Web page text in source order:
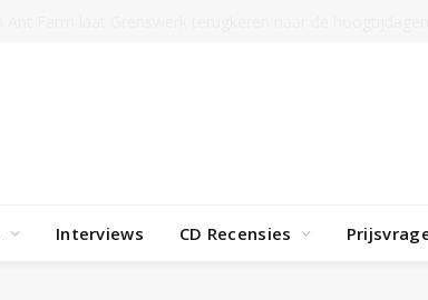
Interviews CD Recensies